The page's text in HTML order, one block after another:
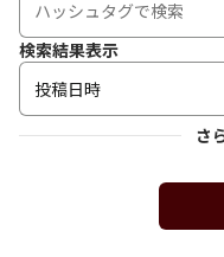
検索結果表示
投稿日時
さ